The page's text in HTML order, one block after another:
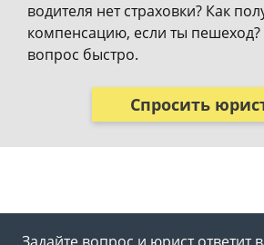
водителя нет страховки? Как
компенсацию, если ты пешеход?
вопрос быстро.
Спросить